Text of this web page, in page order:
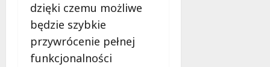
dzięki czemu możliwe
będzie szybkie
przywrócenie pełnej
funkcjonalności